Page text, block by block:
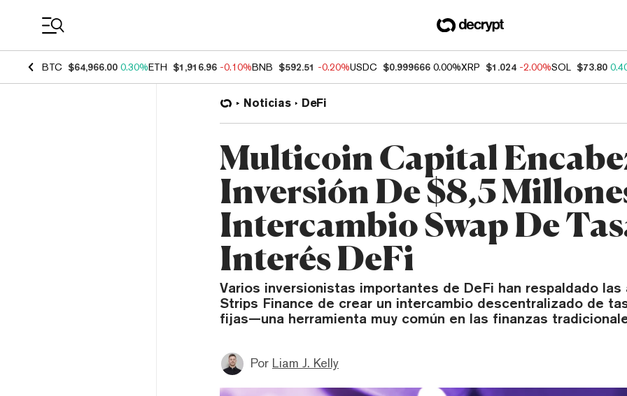
BTC $64,966.00 0.30%ETH $1,916.96 -0.10%BNB $592.51 -0.20%USDC $0.999666 0.00%XRP $1.024 -2.00%SOL $73.80
Noticias DeFi
Multicoin Capital
Inversión De $8,5
Intercambio Swap De
Interés DeFi
Varios inversionistas importantes de DeFi han respaldado las
Strips Finance de crear un intercambio descentralizado de
fijas—una herramienta muy común en las finanzas
Por Liam J. Kelly